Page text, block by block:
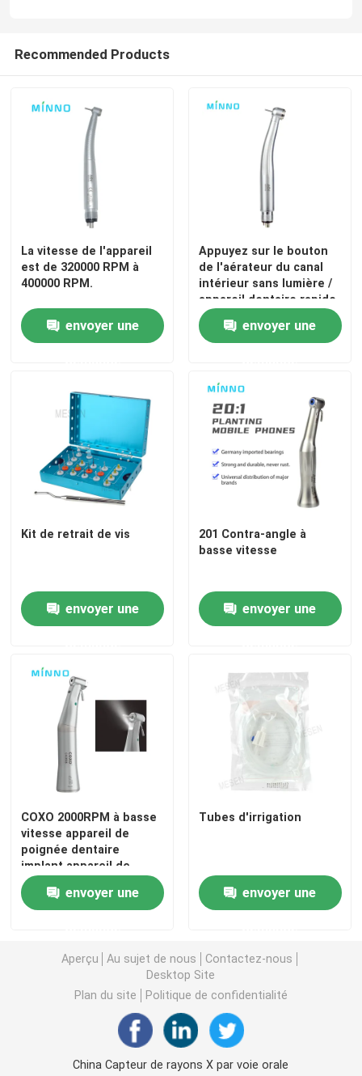
Demande de soumission
Appareil de poignée dentaire à basse vitesse
Dentistique à main à grande vitesse
Micromotrice dentaire
air dentaire prophy
Lumière LED dentaire
Injecteur d' anesthésie dentaire
Machine d'implant dentaire
Machine de traitement de la lumière dentaire
Accessoires dentaires
Recommended Products
La vitesse de l'appareil
est de 320000 RPM à
400000 RPM.
envoyer une
Appuyez sur le bouton
de l'aérateur du canal
intérieur sans lumière /
appareil dentaire rapide
envoyer une
Kit de retrait de vis
envoyer une
201 Contra-angle à
basse vitesse
envoyer une
COXO 2000RPM à basse
vitesse appareil de
poignée dentaire
implant appareil de
poignée 20:1
envoyer une
Tubes d'irrigation
envoyer une
Aperçu Au sujet de nous
Contactez-nous
Desktop Site
Plan du site
Politique de confidentialité
China Capteur de rayons X par voie orale